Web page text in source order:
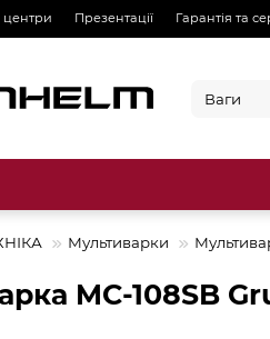
центри Презентації Гарантія та
Мультиварки
MC-108SB